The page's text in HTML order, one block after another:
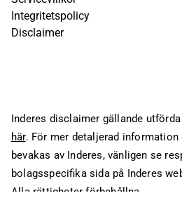
Integritetspolicy
Disclaimer
Inderes disclaimer gällande
här. För mer detaljerad
bevakas av Inderes, vänligen se
bolagsspecifika sida på Inderes
Alla rättigheter förbehållna.